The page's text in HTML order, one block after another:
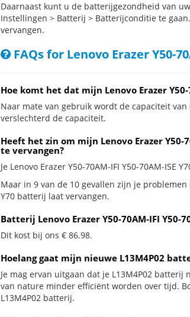
Daarnaast kunt u de batterijgezondheid van uw
Instellingen > Batterij > Batterijconditie te
vervangen.
FAQs for Lenovo Erazer Y50-
Hoe komt het dat mijn Lenovo Erazer
Naar mate van gebruik wordt de capaciteit
verslechterd de capaciteit.
Heeft het zin om mijn Lenovo Erazer Y50-
te vervangen?
Je Lenovo Erazer Y50-70AM-IFI Y50-70AM-
Maar in 9 van de 10 gevallen zijn je problemen
Y70 batterij laat vervangen.
Batterij Lenovo Erazer Y50-70AM-IFI Y50-
Dit kost bij ons € 86.98.
Hoelang gaat mijn nieuwe L13M4P02
Je mag ervan uitgaan dat je L13M4P02
van nature minder efficiënt worden over tijd.
L13M4P02 batterij.